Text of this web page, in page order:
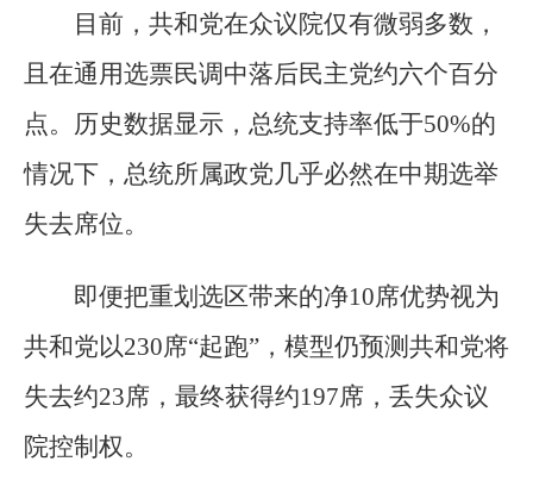
目前，共和党在众议院仅有微弱多数，
且在通用选票民调中落后民主党约六个百分
点。历史数据显示，总统支持率低于50%的
情况下，总统所属政党几乎必然在中期选举
失去席位。
即便把重划选区带来的净10席优势视为
共和党以230席“起跑”，模型仍预测共和党将
失去约23席，最终获得约197席，丢失众议
院控制权。